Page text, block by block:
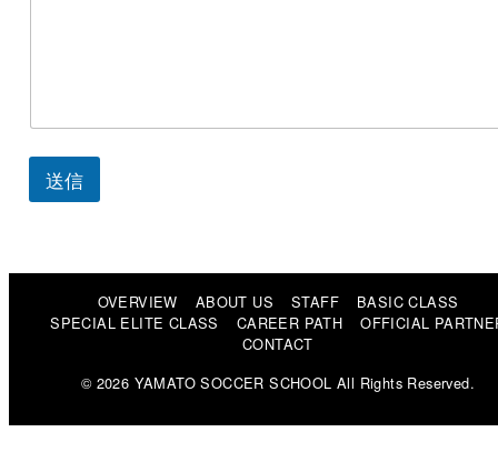
送信
OVERVIEW ABOUT US STAFF
BASIC CLASS
SPECIAL ELITE CLASS
CAREER PATH
OFFICIAL
CONTACT
© 2026 YAMATO SOCCER SCHOOL All Rights Reserved.